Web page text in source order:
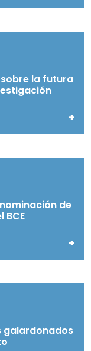
sobre la futura
+
de
BCE
+
galardonados